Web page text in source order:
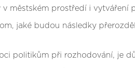
městském prostředí i vytváření
jaké budou následky
politikům při rozhodování, je